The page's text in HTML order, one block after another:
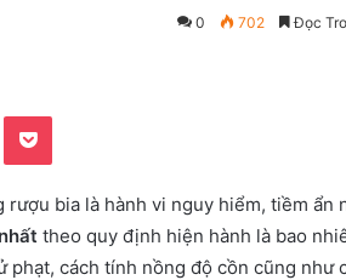
0 702 Đọc
Pocket
bia là hành vi nguy hiểm, tiềm ẩn
theo quy định hiện hành là bao
cách tính nồng độ cồn cũng như